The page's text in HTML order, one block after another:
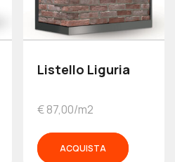
Listello Liguria
€ 87,00/m2
ACQUISTA